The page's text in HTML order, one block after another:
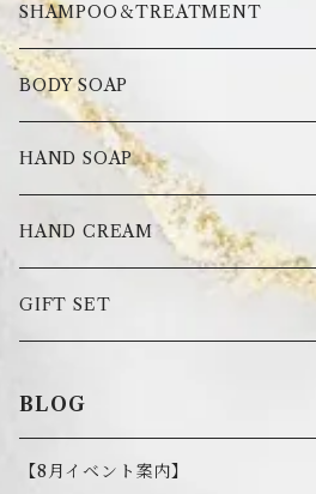
SHAMPOO＆TREATMENT
トライアルセット
フィッティングセット
ボトルセット
詰替えセット
BODY SOAP
HAND SOAP
HAND CREAM
GIFT SET
BLOG
【8月イベント案内】